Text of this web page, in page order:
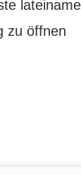
zu öffnen